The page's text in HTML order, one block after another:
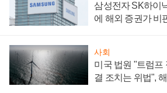
삼성전자 SK하이
에 해외 증권가 비
사회
미국 법원 "트럼프
결 조치는 위법",